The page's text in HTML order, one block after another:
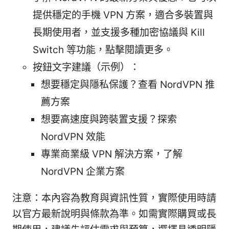
提供穩定的手機 VPN 方案，適合多裝置與
長期使用者，並支援多種加密協議與 Kill
Switch 等功能，點擊閱讀更多。
按鈕文字建議（示例）：
想要穩定與隱私保護？查看 NordVPN 推
薦方案
想要高速度與跨裝置支援？探索
NordVPN 效能
專業商業級 VPN 解決方案，了解
NordVPN 企業方案
注意：本內容為教育與資訊性質，實際使用時請
以官方最新說明與條款為準。如需實際購買或長